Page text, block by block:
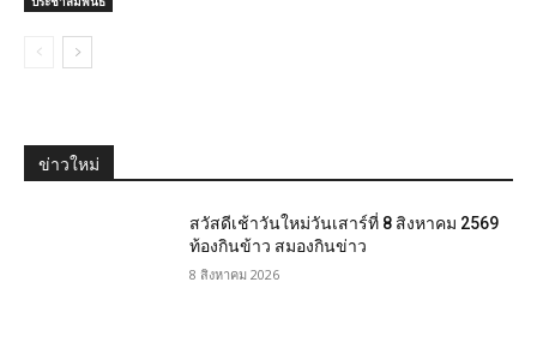
ข่าวใหม่
สวัสดีเช้าวันใหม่วันเสาร์ที่ 8 สิงหาคม 2569
ท้องกินข้าว สมองกินข่าว
8 สิงหาคม 2026